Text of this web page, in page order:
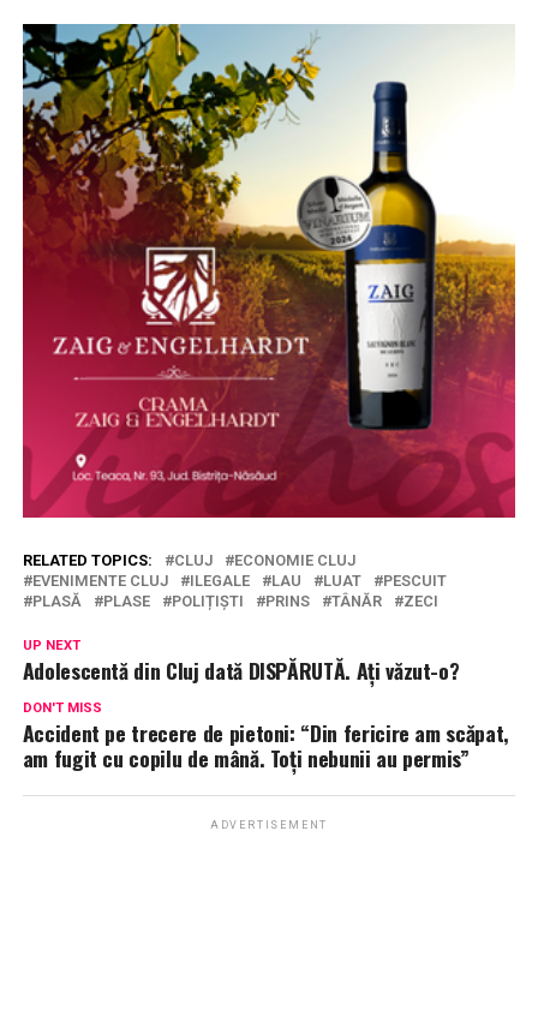
RELATED TOPICS: CLUJ
ECONOMIE CLUJ
EVENIMENTE CLUJ
ILEGALE LAU LUAT
PESCUIT
PLASĂ
PLASE POLIȚIȘTI PRINS TÂNĂR ZECI
UP NEXT
Adolescentă din Cluj dată DISPĂRUTĂ. Ați văzut-o?
DON'T MISS
Accident pe trecere de pietoni: “Din fericire am scăpat,
am fugit cu copilu de mână. Toți nebunii au permis”
ADVERTISEMENT